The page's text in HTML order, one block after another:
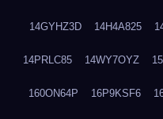
14GYHZ3D 14H4A825
14PRLC85 14WY7OYZ
160ON64P 16P9KSF6